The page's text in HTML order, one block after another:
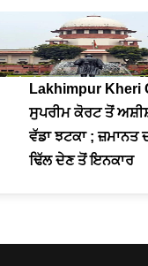
Lakhimpur Kheri
ਸੁਪਰੀਮ ਕੋਰਟ ਤੋਂ
ਵੱਡਾ ਝਟਕਾ ; ਜ਼ਮਾਨਤ
ਢਿੱਲ ਦੇਣ ਤੋਂ ਇਨਕਾਰ